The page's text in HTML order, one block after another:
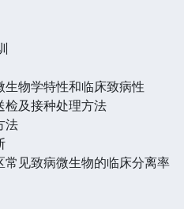
物学特性和临床致病性
检及接种处理方法
法
见致病微生物的临床分离率